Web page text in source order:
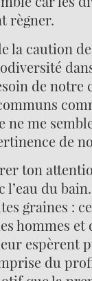
règner.
la caution
de
ne me
de
ton
l’eau du
graines :
hommes
espèrent
du